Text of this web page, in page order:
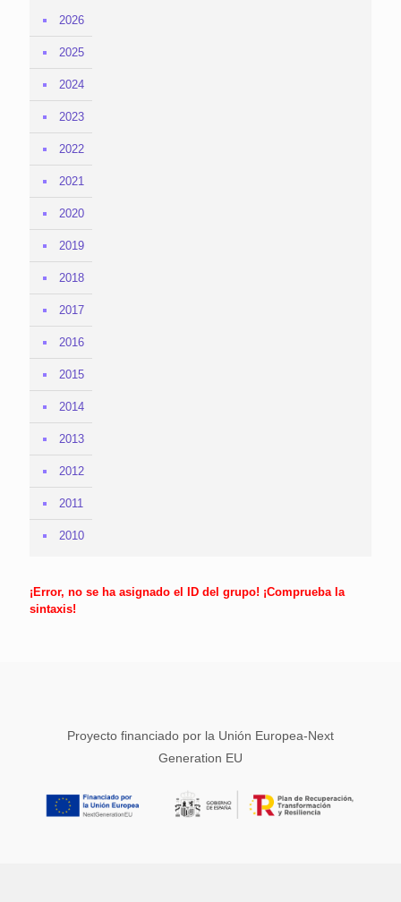
2026
2025
2024
2023
2022
2021
2020
2019
2018
2017
2016
2015
2014
2013
2012
2011
2010
¡Error, no se ha asignado el ID del grupo! ¡Comprueba la
sintaxis!
Proyecto financiado por la Unión Europea-Next
Generation EU